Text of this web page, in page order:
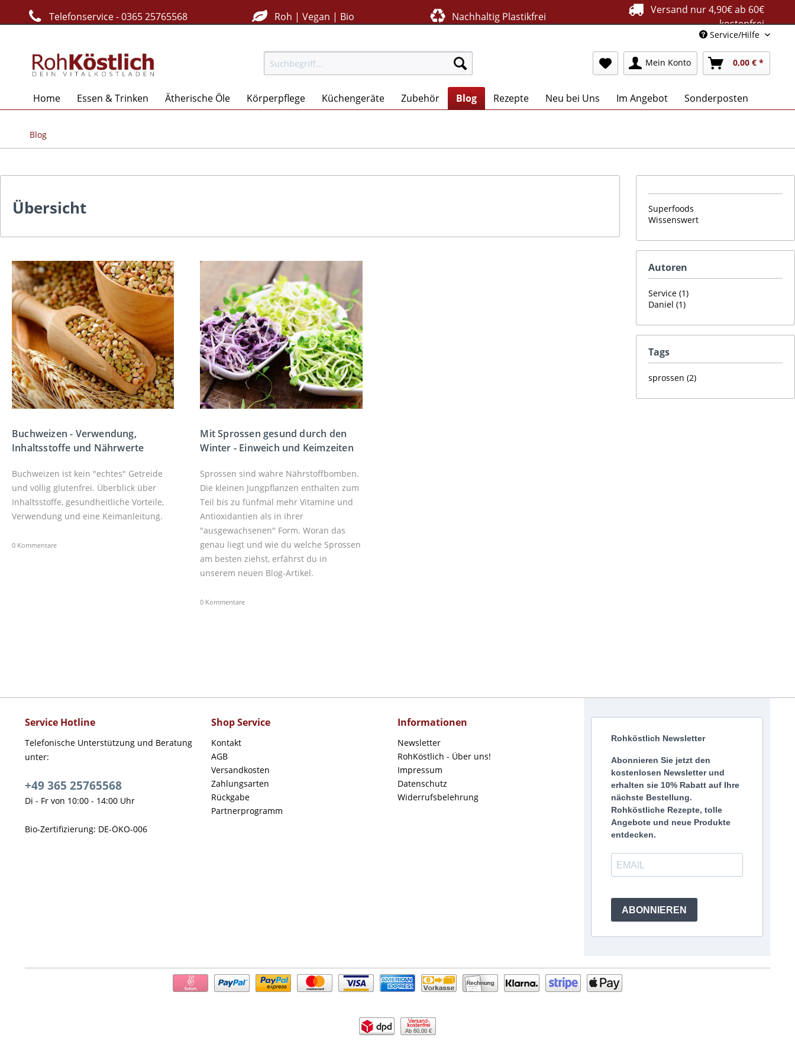
Telefonservice - 0365 25765568 Roh | Vegan | Bio Nachhaltig Plastikfrei
Versand nur 4,90€ ab 60€
kostenfrei
Service/Hilfe
Mein Konto 0,00 € *
Home Essen & Trinken Ätherische Öle Körperpflege Küchengeräte Zubehör Blog Rezepte Neu bei Uns Im Angebot Sonderposten
Blog
Superfoods
Wissenswert
Autoren
Service (1)
Daniel (1)
Tags
sprossen (2)
Übersicht
Buchweizen - Verwendung,
Inhaltsstoffe und Nährwerte
Buchweizen ist kein "echtes" Getreide
und völlig glutenfrei. Überblick über
Inhaltsstoffe, gesundheitliche Vorteile,
Verwendung und eine Keimanleitung.
0 Kommentare
Mit Sprossen gesund durch den
Winter - Einweich und Keimzeiten
Sprossen sind wahre Nährstoffbomben.
Die kleinen Jungpflanzen enthalten zum
Teil bis zu fünfmal mehr Vitamine und
Antioxidantien als in ihrer
"ausgewachsenen" Form. Woran das
genau liegt und wie du welche Sprossen
am besten ziehst, erfährst du in
unserem neuen Blog-Artikel.
0 Kommentare
Service Hotline
Telefonische Unterstützung und Beratung
unter:
+49 365 25765568
Di - Fr von 10:00 - 14:00 Uhr
Bio-Zertifizierung: DE-ÖKO-006
Shop Service
Kontakt
AGB
Versandkosten
Zahlungsarten
Rückgabe
Partnerprogramm
Informationen
Newsletter
RohKöstlich - Über uns!
Impressum
Datenschutz
Widerrufsbelehrung
Rohköstlich Newsletter
Abonnieren Sie jetzt den
kostenlosen Newsletter und
erhalten sie 10% Rabatt auf Ihre
nächste Bestellung.
Rohköstliche Rezepte, tolle
Angebote und neue Produkte
entdecken.
ABONNIEREN
Ab 60,00 €